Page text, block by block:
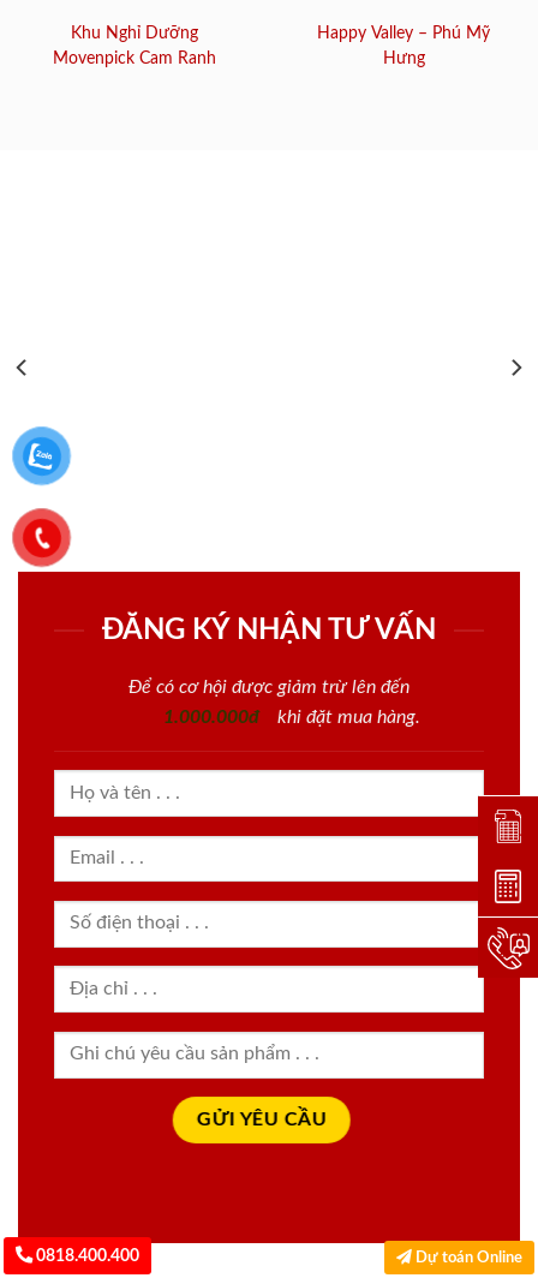
Khu Nghỉ Dưỡng
Movenpick Cam Ranh
Happy Valley – Phú Mỹ
Hưng
ĐĂNG KÝ NHẬN TƯ VẤN
Để có cơ hội được giảm trừ lên đến
1.000.000đ
khi đặt mua hàng.
0818.400.400 Dự toán Online
Đặt
Dự